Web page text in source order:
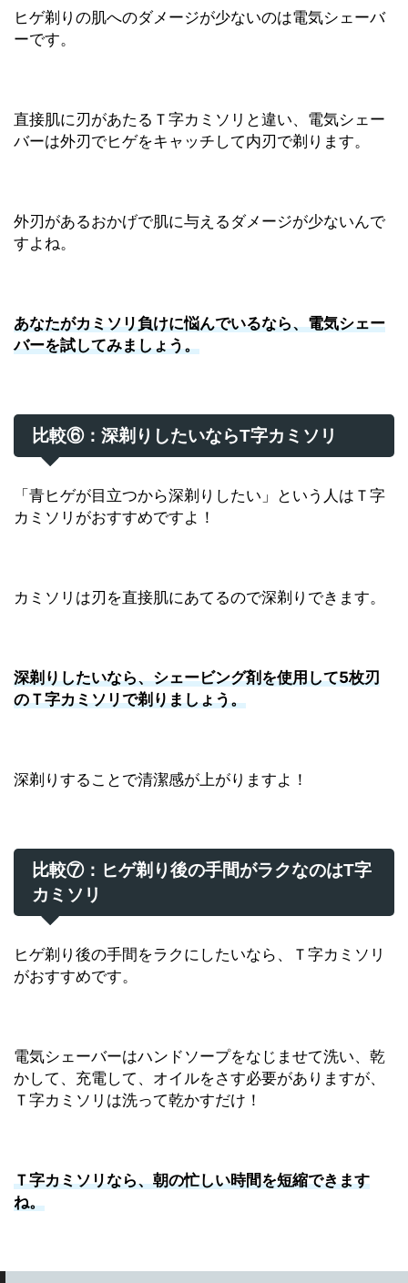
ヒゲ剃りの肌へのダメージが少ないのは電気シェーバ
ーです。
直接肌に刃があたるＴ字カミソリと違い、電気シェー
バーは外刃でヒゲをキャッチして内刃で剃ります。
外刃があるおかげで肌に与えるダメージが少ないんで
すよね。
あなたがカミソリ負けに悩んでいるなら、電気シェー
バーを試してみましょう。
比較⑥：深剃りしたいならT字カミソリ
「青ヒゲが目立つから深剃りしたい」という人はＴ字
カミソリがおすすめですよ！
カミソリは刃を直接肌にあてるので深剃りできます。
深剃りしたいなら、シェービング剤を使用して5枚刃
のＴ字カミソリで剃りましょう。
深剃りすることで清潔感が上がりますよ！
比較⑦：ヒゲ剃り後の手間がラクなのはT字
カミソリ
ヒゲ剃り後の手間をラクにしたいなら、Ｔ字カミソリ
がおすすめです。
電気シェーバーはハンドソープをなじませて洗い、乾
かして、充電して、オイルをさす必要がありますが、
Ｔ字カミソリは洗って乾かすだけ！
Ｔ字カミソリなら、朝の忙しい時間を短縮できます
ね。